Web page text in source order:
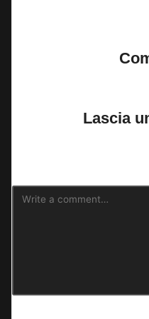
Lascia